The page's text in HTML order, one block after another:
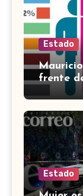
Estado
frente
de
Estado